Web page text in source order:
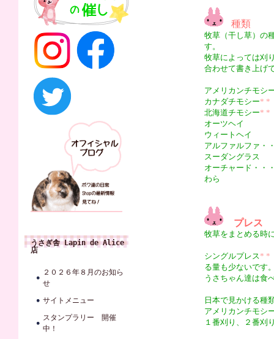
うさぎ舎 Lapin de Alice
店
２０２６年８月のお知ら
せ
サイトメニュー
スタンプラリー 開催
中！
種類
牧草（干し草）の
す。
牧草によっては刈
合わせて書き上げ
アメリカンチモシ
カナダチモシー* *
北海道チモシー* *
オーツヘイ
ウィートヘイ
アルファルファ・
スーダングラス
オーチャード・・
わら
プレス
牧草をまとめる時
シングルプレス* *
る量も少ないです
うさちゃん達は食
日本で見かける種
アメリカンチモ
１番刈り、２番刈